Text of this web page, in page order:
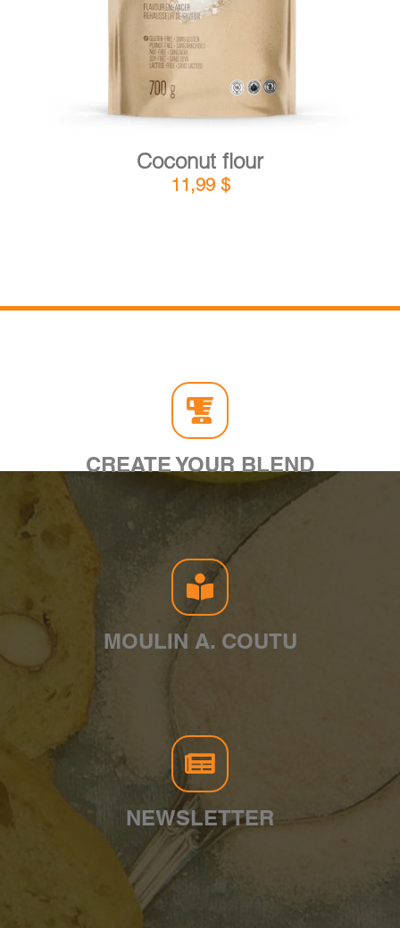
Coconut flour
11,99 $
CREATE YOUR BLEND
MOULIN A. COUTU
NEWSLETTER